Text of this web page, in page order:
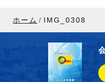
ホーム IMG_0308